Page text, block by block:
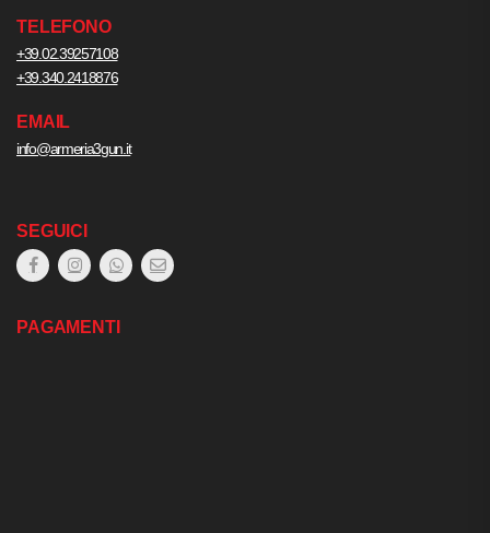
TELEFONO
+39.02.39257108
+39.340.2418876
EMAIL
info@armeria3gun.it
SEGUICI
PAGAMENTI